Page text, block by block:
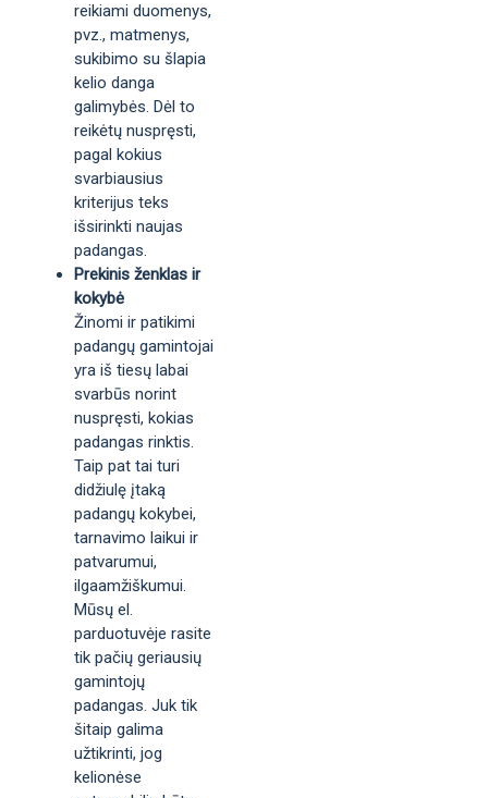
reikiami duomenys,
pvz., matmenys,
sukibimo su šlapia
kelio danga
galimybės. Dėl to
reikėtų nuspręsti,
pagal kokius
svarbiausius
kriterijus teks
išsirinkti naujas
padangas.
Prekinis ženklas ir
kokybė
Žinomi ir patikimi
padangų gamintojai
yra iš tiesų labai
svarbūs norint
nuspręsti, kokias
padangas rinktis.
Taip pat tai turi
didžiulę įtaką
padangų kokybei,
tarnavimo laikui ir
patvarumui,
ilgaamžiškumui.
Mūsų el.
parduotuvėje rasite
tik pačių geriausių
gamintojų
padangas. Juk tik
šitaip galima
užtikrinti, jog
kelionėse